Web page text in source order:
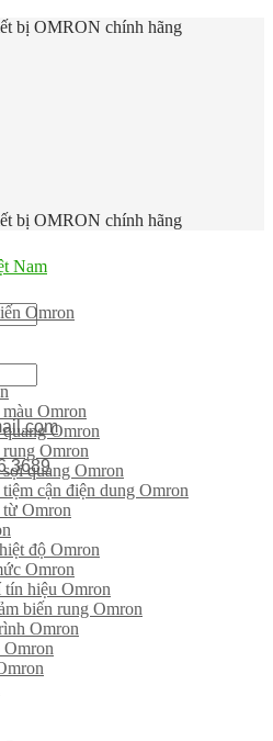
bị OMRON chính hãng
bị OMRON chính hãng
3689
Omron
Omron
Omron
Omron
quang Omron
cận điện dung Omron
Omron
độ Omron
Omron
hiệu Omron
biến rung Omron
Omron